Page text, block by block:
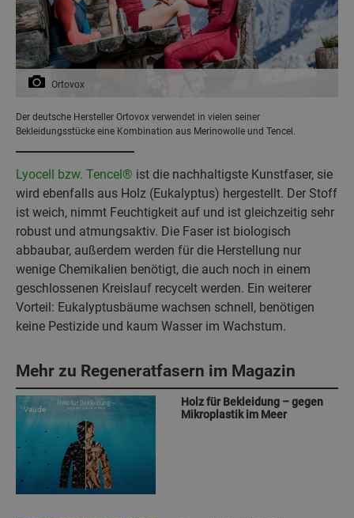
Ortovox
Der deutsche Hersteller Ortovox verwendet in vielen seiner
Bekleidungsstücke eine Kombination aus Merinowolle und Tencel.
Lyocell bzw. Tencel® ist die nachhaltigste Kunstfaser, sie
wird ebenfalls aus Holz (Eukalyptus) hergestellt. Der Stoff
ist weich, nimmt Feuchtigkeit auf und ist gleichzeitig sehr
robust und atmungsaktiv. Die Faser ist biologisch
abbaubar, außerdem werden für die Herstellung nur
wenige Chemikalien benötigt, die auch noch in einem
geschlossenen Kreislauf recycelt werden. Ein weiterer
Vorteil: Eukalyptusbäume wachsen schnell, benötigen
keine Pestizide und kaum Wasser im Wachstum.
Mehr zu Regeneratfasern im Magazin
Vaude
Holz für Bekleidung – gegen
Mikroplastik im Meer